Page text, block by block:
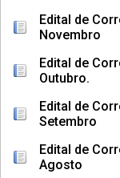
Edital de
Novembro
Edital de
Outubro.
Edital de
Setembro
Edital de
Agosto